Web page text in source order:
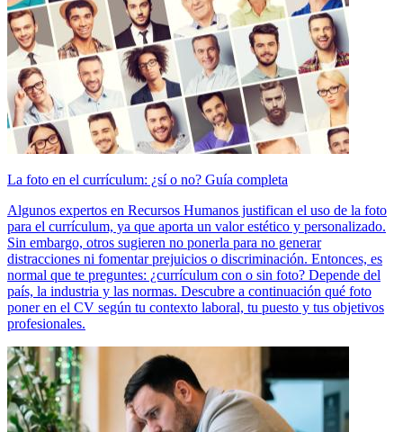
La foto en el currículum: ¿sí o no? Guía completa
Algunos expertos en Recursos Humanos justifican el uso de la foto
para el currículum, ya que aporta un valor estético y personalizado.
Sin embargo, otros sugieren no ponerla para no generar
distracciones ni fomentar prejuicios o discriminación. Entonces, es
normal que te preguntes: ¿currículum con o sin foto? Depende del
país, la industria y las normas. Descubre a continuación qué foto
poner en el CV según tu contexto laboral, tu puesto y tus objetivos
profesionales.